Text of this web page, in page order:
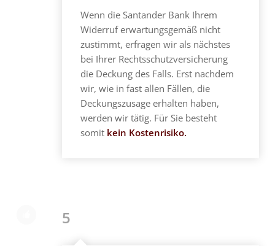
Wenn die Santander Bank Ihrem
Widerruf erwartungsgemäß nicht
zustimmt, erfragen wir als nächstes
bei Ihrer Rechtsschutzversicherung
die Deckung des Falls. Erst nachdem
wir, wie in fast allen Fällen, die
Deckungszusage erhalten haben,
werden wir tätig. Für Sie besteht
somit kein Kostenrisiko.
5